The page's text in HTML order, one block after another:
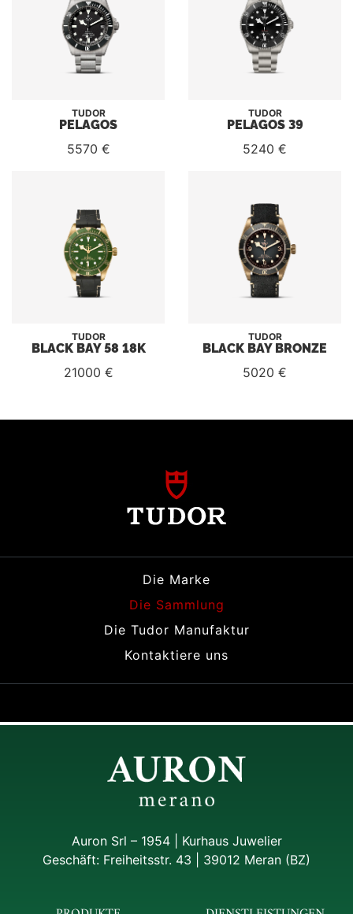
TUDOR
PELAGOS
5570 €
TUDOR
PELAGOS 39
5240 €
TUDOR
BLACK BAY 58 18K
21000 €
TUDOR
BLACK BAY BRONZE
5020 €
Die Marke
Die Sammlung
Die Tudor Manufaktur
Kontaktiere uns
Auron Srl – 1954 | Kurhaus Juwelier
Geschäft: Freiheitsstr. 43 | 39012 Meran (BZ)